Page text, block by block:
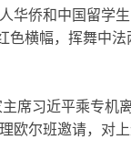
侨和中国留学生
色横幅，挥舞中
习近平乘专机
欧尔班邀请，对上